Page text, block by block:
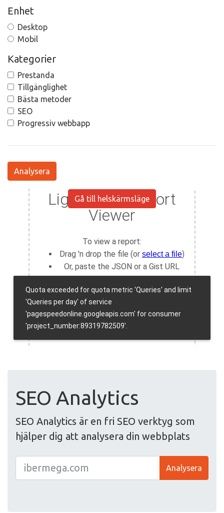
Enhet
Desktop
Mobil
Kategorier
Prestanda
Tillgänglighet
Bästa metoder
SEO
Progressiv webbapp
Analysera
Gå till helskärmsläge
SEO Analytics
SEO Analytics är en fri SEO verktyg som
hjälper dig att analysera din webbplats
Analysera